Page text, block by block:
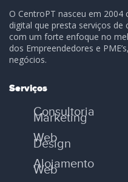
O CentroPT nasceu em
digital que presta serviços
com um forte enfoque no
dos Empreendedores e
negócios.
Serviços
Consultoria
Marketing
Web
Design
Alojamento
Web